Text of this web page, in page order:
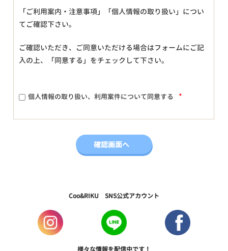
「ご利用案内・注意事項」「個人情報の取り扱い」につい
てご確認下さい。
ご確認いただき、ご同意いただける場合はフォームにご記
入の上、「同意する」をチェックして下さい。
個人情報の取り扱い、利用案件について同意する *
Coo&RIKU SNS公式アカウント
様々な情報を配信中です！